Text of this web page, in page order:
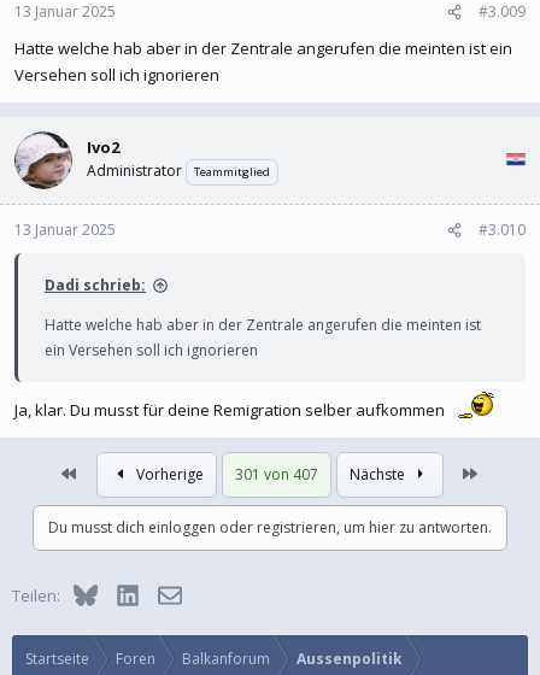
13 Januar 2025 #3.009
Hatte welche hab aber in der Zentrale angerufen die meinten ist ein
Versehen soll ich ignorieren
Ivo2
Administrator Teammitglied
13 Januar 2025 #3.010
Dadi schrieb:
Hatte welche hab aber in der Zentrale angerufen die meinten ist
ein Versehen soll ich ignorieren
Ja, klar. Du musst für deine Remigration selber aufkommen
Vorherige 301 von 407 Nächste
Du musst dich einloggen oder registrieren, um hier zu antworten.
Teilen: BlueskyLinkedInE-Mail
Startseite Foren Balkanforum Aussenpolitik